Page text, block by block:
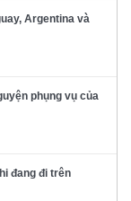
Argentina và
phụng vụ của
đang đi trên